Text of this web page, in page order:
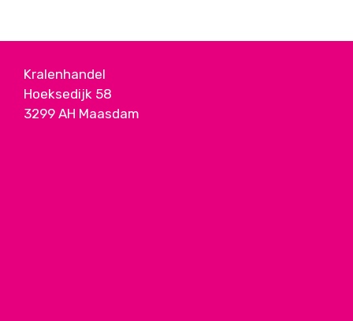
Kralenhandel
Hoeksedijk 58
3299 AH Maasdam